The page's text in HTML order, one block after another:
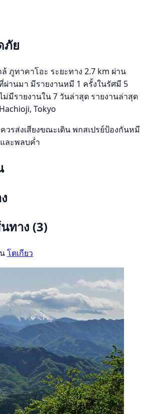
ภัย
ภูทาคาโอะ ระยะทาง 2.7 km ผ่าน
ผ่านมา มีรายงานหมี 1 ครั้งในรัศมี 5
ม่มีรายงานใน 7 วันล่าสุด รายงานล่าสุด
Tokyo
รส่งเสียงขณะเดิน พกสเปรย์ป้องกันหมี
และพลบค่ำ
ทาง (3)
โตเกียว